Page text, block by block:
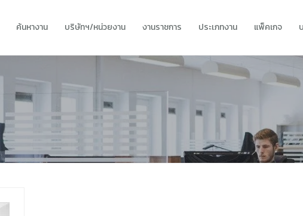
ค้นหางาน บริษัทฯ/หน่วยงาน งานราชการ ประเภทงาน แพ็คเกจ